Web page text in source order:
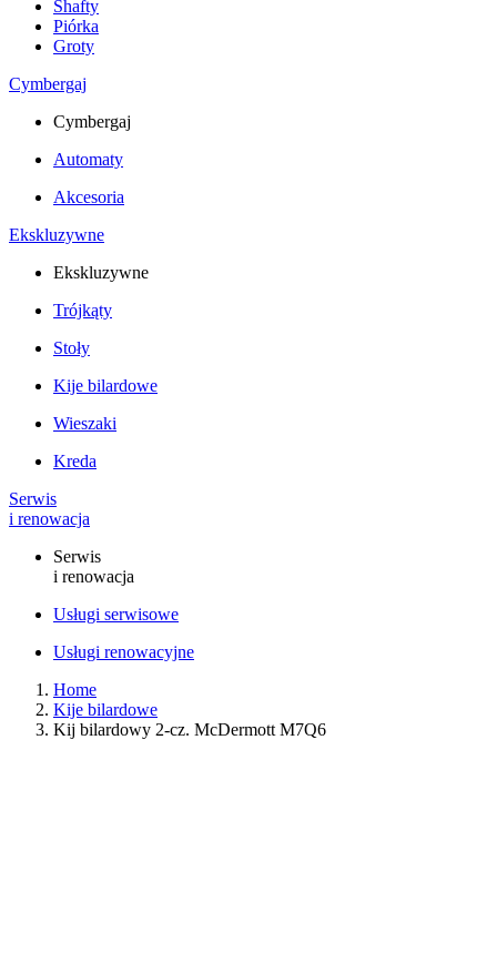
Shafty
Piórka
Groty
Cymbergaj
Cymbergaj
Automaty
Akcesoria
Ekskluzywne
Ekskluzywne
Trójkąty
Stoły
Kije bilardowe
Wieszaki
Kreda
Serwis
i renowacja
Serwis
i renowacja
Usługi serwisowe
Usługi renowacyjne
Home
Kije bilardowe
Kij bilardowy 2-cz. McDermott M7Q6